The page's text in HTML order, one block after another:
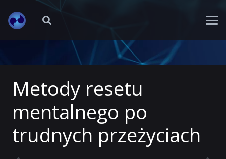
Metody resetu
mentalnego po
trudnych przeżyciach